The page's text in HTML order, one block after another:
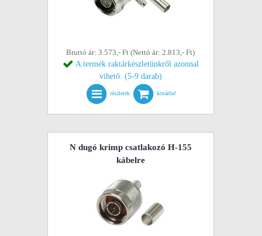
Bruttó ár: 3.573,- Ft (Nettó ár: 2.813,- Ft)
A termék raktárkészletünkről azonnal
vihető. (5-9 darab)
részletek kosárba!
N dugó krimp csatlakozó H-155
kábelre